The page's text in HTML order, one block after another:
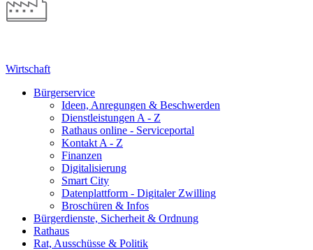
Wirtschaft
Bürgerservice
Ideen, Anregungen & Beschwerden
Dienstleistungen A - Z
Rathaus online - Serviceportal
Kontakt A - Z
Finanzen
Digitalisierung
Smart City
Datenplattform - Digitaler Zwilling
Broschüren & Infos
Bürgerdienste, Sicherheit & Ordnung
Rathaus
Rat, Ausschüsse & Politik